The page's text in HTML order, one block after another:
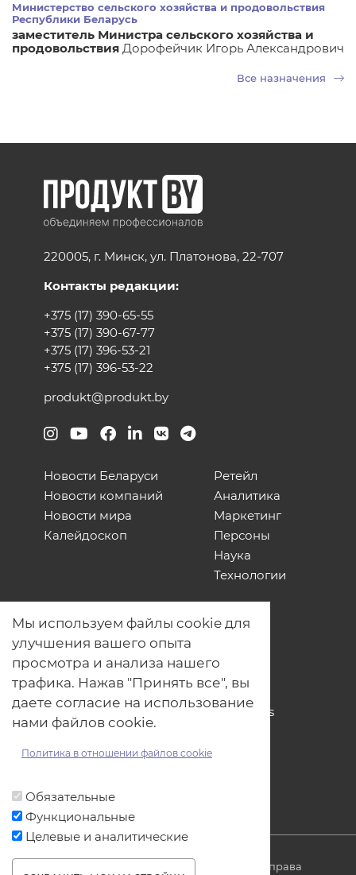
Министерство сельского хозяйства и продовольствия
Республики Беларусь
заместитель Министра сельского хозяйства и
продовольствия Дорофейчик Игорь Александрович
Все назначения
220005, г. Минск, ул. Платонова, 22-707
Контакты редакции:
+375 (17) 390-65-55
+375 (17) 390-67-77
+375 (17) 396-53-21
+375 (17) 396-53-22
produkt@produkt.by
Новости Беларуси
Новости компаний
Новости мира
Калейдоскоп
Ретейл
Аналитика
Маркетинг
Персоны
Наука
Технологии
О нас
Наши проекты
Связь с нами
Общая политика обработки
персональных данных
Политика обработки файлов Cookies
Политика обработки персональных
данных для мероприятий
© ОДО «Точно-вовремя» 2007-2026. Все права
Мы используем файлы cookie для
улучшения вашего опыта
просмотра и анализа нашего
трафика. Нажав "Принять все", вы
даете согласие на использование
нами файлов cookie.
Политика в отношении файлов cookie
Обязательные
Функциональные
Целевые и аналитические